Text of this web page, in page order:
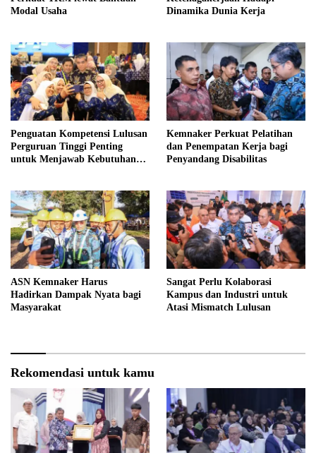
Modal Usaha
Dinamika Dunia Kerja
Penguatan Kompetensi Lulusan
Perguruan Tinggi Penting
untuk Menjawab Kebutuhan
Kemnaker Perkuat Pelatihan
dan Penempatan Kerja bagi
Penyandang Disabilitas
ASN Kemnaker Harus
Hadirkan Dampak Nyata bagi
Masyarakat
Sangat Perlu Kolaborasi
Kampus dan Industri untuk
Atasi Mismatch Lulusan
Rekomendasi untuk kamu